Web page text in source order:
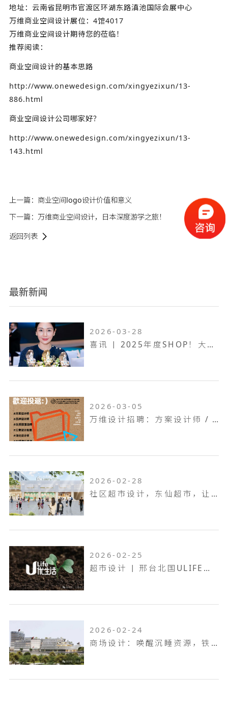
地址：云南省昆明市官渡区环湖东路滇池国际会展中心
万维商业空间设计展位：4馆4017
万维商业空间设计期待您的莅临！
推荐阅读：
商业空间设计的基本思路
http://www.onewedesign.com/xingyezixun/13-
886.html
商业空间设计公司哪家好？
http://www.onewedesign.com/xingyezixun/13-
143.html
上一篇： 商业空间logo设计价值和意义
下一篇： 万维商业空间设计，日本深度游学之旅！
返回列表
最新新闻
2026-03-28
喜讯 | 2025年度SHOP！大奖赛，万维设计斩获一金两银！
2026-03-05
万维设计招聘：方案设计师 / 方案设计助理...
2026-02-28
社区超市设计，东仙超市，让生活回归本真！
2026-02-25
超市设计 | 邢台北国ULIFE，共生共融，工业底色的烟火叙事！
2026-02-24
商场设计：唤醒沉睡资源，铁岭双燕天河城，狂揽 9.6 万客流